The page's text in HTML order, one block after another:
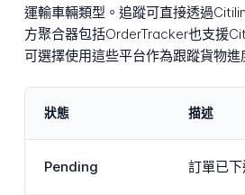
運輸車輛類型。追蹤可直接透過
方聚合器包括OrderTracker也支援
可選擇使用這些平台作為跟蹤貨物進
狀態 描述
Pending 訂單已